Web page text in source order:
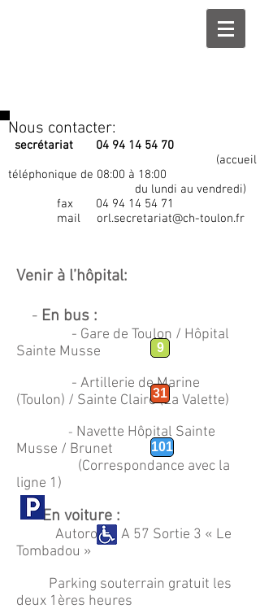
Nous contacter:
secrétariat 04 94 14 54 70
(accueil
téléphonique de 08:00 à 18:00
du lundi au vendredi)
fax 04 94 14 54 71
mail orl.secretariat@ch-toulon.fr
Venir à l’hôpital:
- En bus :
- Gare de Toulon / Hôpital
Sainte Musse
- Artillerie de Marine
(Toulon) / Sainte Claire (La Valette)
- Navette Hôpital Sainte
Musse / Brunet
(Correspondance avec la
ligne 1)
- En voiture :
Autoroute A 57 Sortie 3 « Le
Tombadou »
Parking souterrain gratuit les
deux 1ères heures
9
31
101